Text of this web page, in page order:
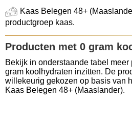
Kaas Belegen 48+
productgroep kaas.
Producten met 0 gram
Bekijk in onderstaande tabel
gram koolhydraten inzitten. De
willekeurig gekozen op basis van
Kaas Belegen 48+ (Maaslander).